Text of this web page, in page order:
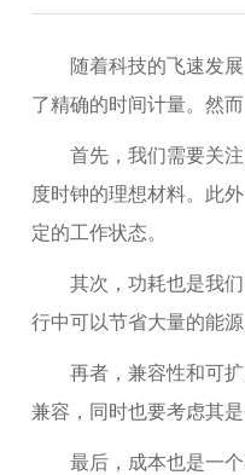
随着科技的飞速发
了精确的时间计量。然
首先，我们需要关
度时钟的理想材料。此
定的工作状态。
其次，功耗也是我
行中可以节省大量的能
再者，兼容性和可
兼容，同时也要考虑其
最后，成本也是一